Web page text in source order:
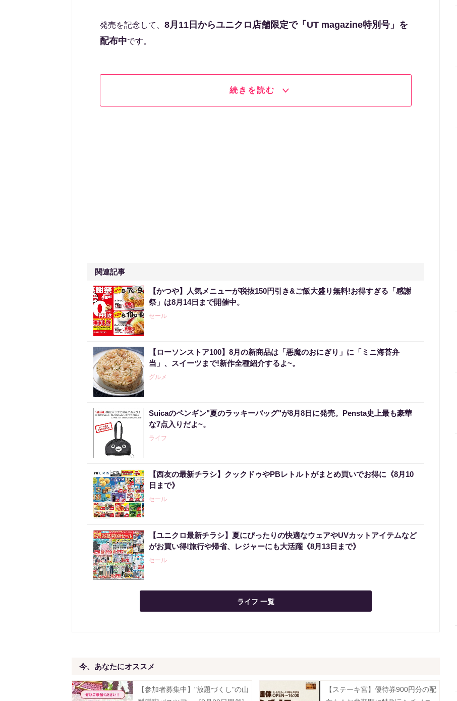
発売を記念して、 8月11日からユニクロ店舗限定で「UT magazine特別号」を
配布中です。
続きを読む
関連記事
【かつや】人気メニューが税抜150円引き&ご飯大盛り無料!お得すぎる「感謝
祭」は8月14日まで開催中。
セール
【ローソンストア100】8月の新商品は「悪魔のおにぎり」に「ミニ海苔弁
当」、スイーツまで!新作全種紹介するよ~。
グルメ
Suicaのペンギン"夏のラッキーバッグ"が8月8日に発売。Pensta史上最も豪華
な7点入りだよ~。
ライフ
【西友の最新チラシ】クックドゥやPBレトルトがまとめ買いでお得に《8月10
日まで》
セール
【ユニクロ最新チラシ】夏にぴったりの快適なウェアやUVカットアイテムなど
がお買い得!旅行や帰省、レジャーにも大活躍《8月13日まで》
セール
ライフ 一覧
今、あなたにオススメ
【参加者募集中】"放題づくし"の山
【ステーキ宮】優待券900円分の配